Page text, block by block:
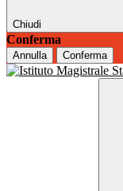
Chiudi
Conferma
Annulla Conferma